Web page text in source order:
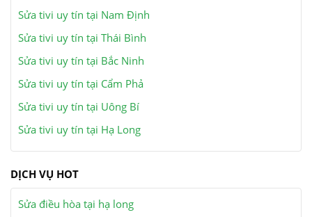
Sửa tivi uy tín tại Nam Định
Sửa tivi uy tín tại Thái Bình
Sửa tivi uy tín tại Bắc Ninh
Sửa tivi uy tín tại Cẩm Phả
Sửa tivi uy tín tại Uông Bí
Sửa tivi uy tín tại Hạ Long
DỊCH VỤ HOT
Sửa điều hòa tại hạ long